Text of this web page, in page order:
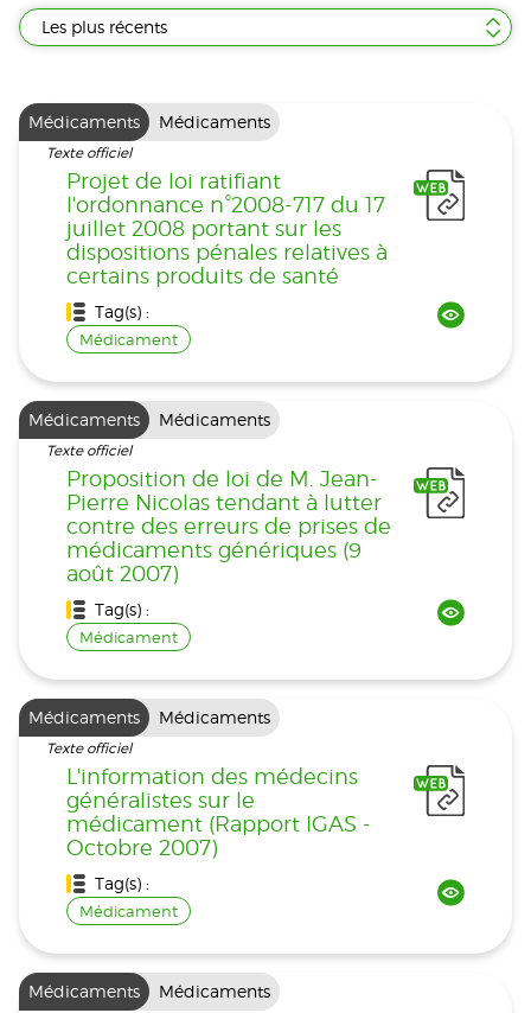
Les plus récents
Médicaments Médicaments
Texte officiel
Projet de loi ratifiant
l'ordonnance n°2008-717 du 17
juillet 2008 portant sur les
dispositions pénales relatives à
certains produits de santé
Tag(s) :
Médicament
Médicaments Médicaments
Texte officiel
Proposition de loi de M. Jean-
Pierre Nicolas tendant à lutter
contre des erreurs de prises de
médicaments génériques (9
août 2007)
Tag(s) :
Médicament
Médicaments Médicaments
Texte officiel
L'information des médecins
généralistes sur le
médicament (Rapport IGAS -
Octobre 2007)
Tag(s) :
Médicament
Médicaments Médicaments